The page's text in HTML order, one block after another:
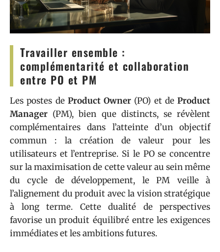
Travailler ensemble :
complémentarité et collaboration
entre PO et PM
Les postes de Product Owner (PO) et de Product
Manager (PM), bien que distincts, se révèlent
complémentaires dans l’atteinte d’un objectif
commun : la création de valeur pour les
utilisateurs et l’entreprise. Si le PO se concentre
sur la maximisation de cette valeur au sein même
du cycle de développement, le PM veille à
l’alignement du produit avec la vision stratégique
à long terme. Cette dualité de perspectives
favorise un produit équilibré entre les exigences
immédiates et les ambitions futures.